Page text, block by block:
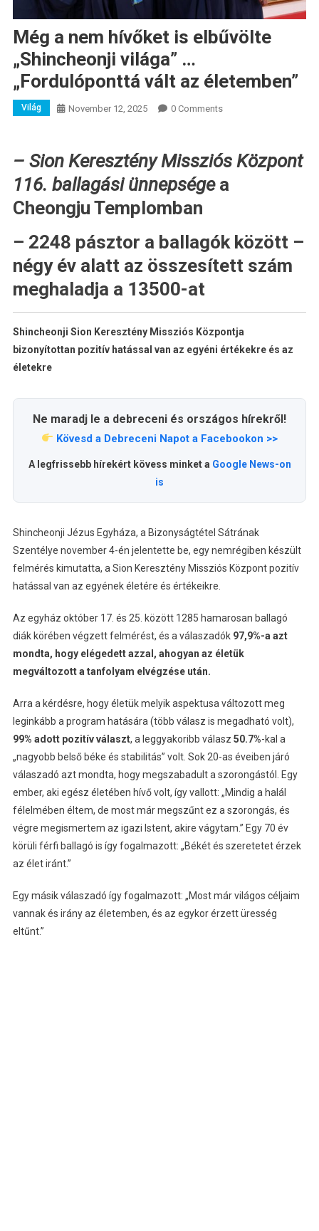
Még a nem hívőket is elbűvölte
„Shincheonji világa” …
„Fordulóponttá vált az életemben”
Világ November 12, 2025 0 Comments
– Sion Keresztény Missziós Központ
116. ballagási ünnepségea
Cheongju Templomban
– 2248 pásztor a ballagók között –
négy év alatt az összesített szám
meghaladja a 13500-at
Shincheonji Sion Keresztény Missziós Központja
bizonyítottan pozitív hatással van az egyéni értékekre és az
életekre
Ne maradj le a debreceni és országos hírekről!
Kövesd a Debreceni Napot a Facebookon >>
A legfrissebb hírekért kövess minket a Google News-on
is
Shincheonji Jézus Egyháza, a Bizonyságtétel Sátrának
Szentélye november 4-én jelentette be, egy nemrégiben készült
felmérés kimutatta, a Sion Keresztény Missziós Központ pozitív
hatással van az egyének életére és értékeikre.
Az egyház október 17. és 25. között 1285 hamarosan ballagó
diák körében végzett felmérést, és a válaszadók 97,9%-a azt
mondta, hogy elégedett azzal, ahogyan az életük
megváltozott a tanfolyam elvégzése után.
Arra a kérdésre, hogy életük melyik aspektusa változott meg
leginkább a program hatására (több válasz is megadható volt),
99% adott pozitív választ, a leggyakoribb válasz 50.7%-kal a
„nagyobb belső béke és stabilitás” volt. Sok 20-as éveiben járó
válaszadó azt mondta, hogy megszabadult a szorongástól. Egy
ember, aki egész életében hívő volt, így vallott: „Mindig a halál
félelmében éltem, de most már megszűnt ez a szorongás, és
végre megismertem az igazi Istent, akire vágytam.” Egy 70 év
körüli férfi ballagó is így fogalmazott: „Békét és szeretetet érzek
az élet iránt.”
Egy másik válaszadó így fogalmazott: „Most már világos céljaim
vannak és irány az életemben, és az egykor érzett üresség
eltűnt.”